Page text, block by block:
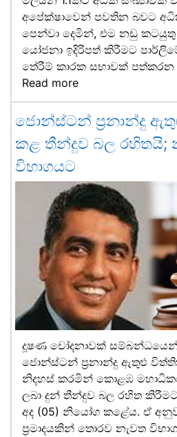
අපේක්ෂාවෙන් පවතින බවට
පෙන්වා දෙමින්, එම නඩු
යෝජනා ඉදිරිපත් කිරීමට
තේරීම් කාරක සභාවක් පත්කරන
Read more
ජොන්ස්ටන් ප්‍රනාන්දු
කළ තීන්දුව බල රහිතයි;
විභාගයට
දූෂණ චෝදනාවක් සම්බන්ධයෙන්
ජොන්ස්ටන් ප්‍රනාන්දු ඇතුළු
නිදහස් කරමින් කොළඹ
ලබා දුන් තීන්දුව බල රහිත
අද (05) නියෝග කළේය. ඒ
ප්‍රමාදයකින් තොරව නැවත